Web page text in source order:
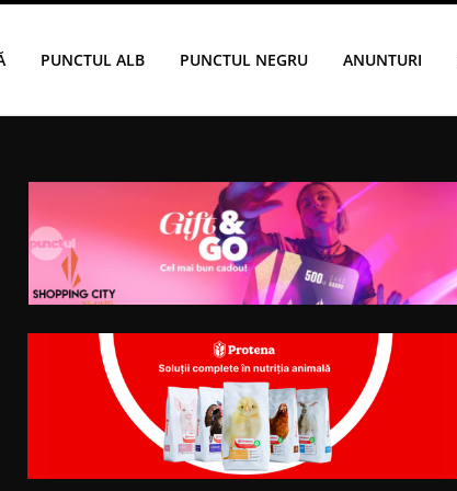
PUNCTUL ALB PUNCTUL NEGRU ANUNTURI